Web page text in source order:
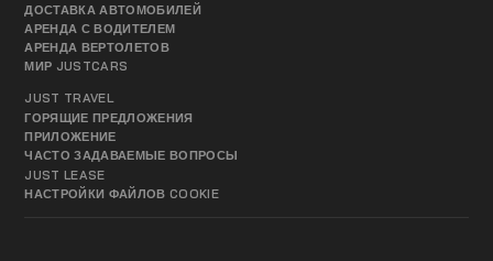
ДОСТАВКА АВТОМОБИЛЕЙ
АРЕНДА С ВОДИТЕЛЕМ
АРЕНДА ВЕРТОЛЕТОВ
МИР JUSTCARS
JUST TRAVEL
ГОРЯЩИЕ ПРЕДЛОЖЕНИЯ
ПРИЛОЖЕНИЕ
ЧАСТО ЗАДАВАЕМЫЕ ВОПРОСЫ
JUST LEASE
НАСТРОЙКИ ФАЙЛОВ COOKIE